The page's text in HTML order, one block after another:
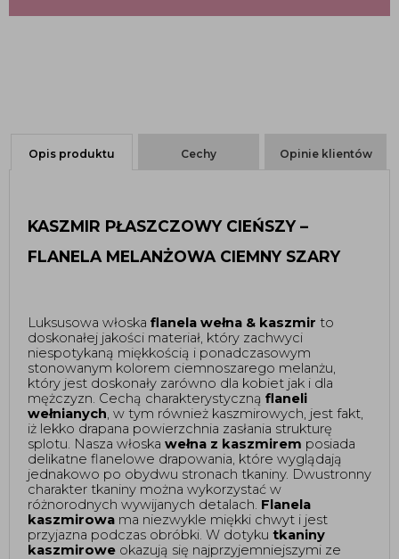
Opis produktu Cechy Opinie klientów
KASZMIR PŁASZCZOWY CIEŃSZY –
FLANELA MELANŻOWA CIEMNY SZARY
Luksusowa włoska flanela wełna & kaszmir to
doskonałej jakości materiał, który zachwyci
niespotykaną miękkością i ponadczasowym
stonowanym kolorem ciemnoszarego melanżu,
który jest doskonały zarówno dla kobiet jak i dla
mężczyzn. Cechą charakterystyczną flaneli
wełnianych, w tym również kaszmirowych, jest fakt,
iż lekko drapana powierzchnia zasłania strukturę
splotu. Nasza włoska wełna z kaszmirem posiada
delikatne flanelowe drapowania, które wyglądają
jednakowo po obydwu stronach tkaniny. Dwustronny
charakter tkaniny można wykorzystać w
różnorodnych wywijanych detalach. Flanela
kaszmirowa ma niezwykle miękki chwyt i jest
przyjazna podczas obróbki. W dotyku tkaniny
kaszmirowe okazują się najprzyjemniejszymi ze